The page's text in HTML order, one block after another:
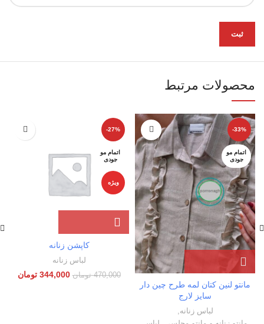
محصولات مرتبط
-33%
اتمام مو
جودی
مانتو لنین کتان لمه طرح چین دار
سایز لارج
لباس زنانه,
-27%
اتمام مو
جودی
ویژه
کاپشن زنانه
لباس زنانه
470,000 تومان 344,000 تومان